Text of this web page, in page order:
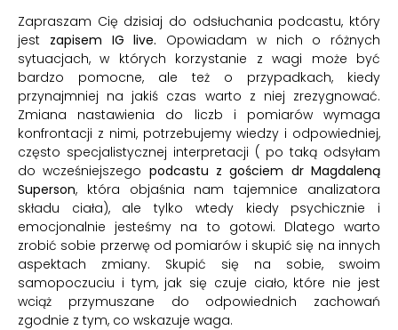
Zapraszam Cię dzisiaj do odsłuchania podcastu, który
jest zapisem IG live. Opowiadam w nich o różnych
sytuacjach, w których korzystanie z wagi może być
bardzo pomocne, ale też o przypadkach, kiedy
przynajmniej na jakiś czas warto z niej zrezygnować.
Zmiana nastawienia do liczb i pomiarów wymaga
konfrontacji z nimi, potrzebujemy wiedzy i odpowiedniej,
często specjalistycznej interpretacji ( po taką odsyłam
do wcześniejszego podcastu z gościem dr Magdaleną
Superson, która objaśnia nam tajemnice analizatora
składu ciała), ale tylko wtedy kiedy psychicznie i
emocjonalnie jesteśmy na to gotowi. Dlatego warto
zrobić sobie przerwę od pomiarów i skupić się na innych
aspektach zmiany. Skupić się na sobie, swoim
samopoczuciu i tym, jak się czuje ciało, które nie jest
wciąż przymuszane do odpowiednich zachowań
zgodnie z tym, co wskazuje waga.